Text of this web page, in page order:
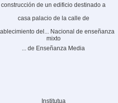
construcción de un edificio destinado a
casa palacio de la calle de
del... Nacional de enseñanza
mixto
... de Enseñanza Media
Institutua